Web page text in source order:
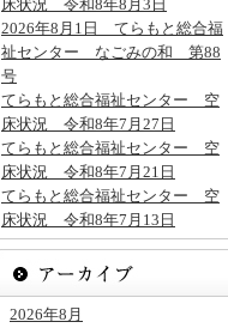
床状況 令和8年8月3日
2026年8月1日 てらもと総合福
祉センター なごみの和 第88
号
てらもと総合福祉センター 空
床状況 令和8年7月27日
てらもと総合福祉センター 空
床状況 令和8年7月21日
てらもと総合福祉センター 空
床状況 令和8年7月13日
2026年8月